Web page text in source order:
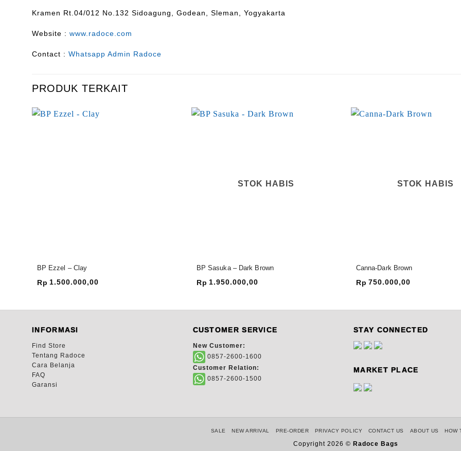
Kramen Rt.04/012 No.132 Sidoagung, Godean, Sleman, Yogyakarta
Website : www.radoce.com
Contact : Whatsapp Admin Radoce
PRODUK TERKAIT
BP Ezzel – Clay
Rp 1.500.000,00
STOK HABIS
BP Sasuka – Dark Brown
Rp 1.950.000,00
STOK HABIS
Canna-Dark Brown
Rp 750.000,00
INFORMASI
Find Store
Tentang Radoce
Cara Belanja
FAQ
Garansi
CUSTOMER SERVICE
New Customer:
0857-2600-1600
Customer Relation:
0857-2600-1500
STAY CONNECTED
MARKET PLACE
SALE NEW ARRIVAL PRE-ORDER PRIVACY POLICY CONTACT US ABOUT US HOW
Copyright 2026 © Radoce Bags